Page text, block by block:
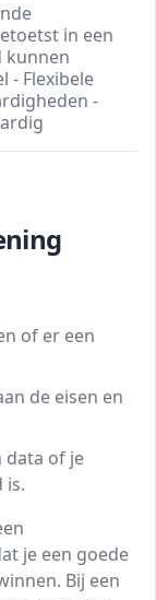
in een
kunnen
- Flexibele
-
of er een
de eisen en
data of je
is.
je een goede
Bij een